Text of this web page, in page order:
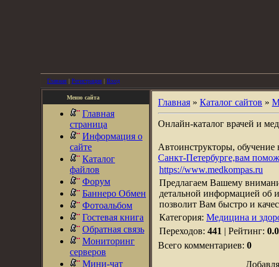
Главная | Регистрация | Вход
Меню сайта
Главная
страница
Информация о
сайте
Каталог
файлов
Форум
Баннеро Обмен
Фотоальбом
Гостевая книга
Обратная связь
Мониторинг
серверов
Мини-чат
Главная » Каталог сайтов »
Онлайн-каталог врачей и
Автоинструкторы,
Санкт-Петербурге,вам
https://www.medkompas.ru
Предлагаем Вашему
детальной информацией об
позволит Вам быстро и
Категория: Медицина и
Переходов: 441 | Рейтинг: 0.0
Всего комментариев: 0